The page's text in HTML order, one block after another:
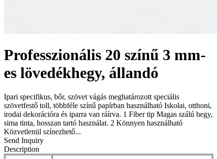
Professzionális 20 színű 3 mm-
es lövedékhegy, állandó
Ipari specifikus, bőr, szövet vágás meghatározott speciális
szövetfestő toll, többféle színű papírban használható Iskolai, otthoni,
irodai dekorációra és iparra van ráírva. 1 Fiber tip Magas szálú hegy,
sima tinta, hosszan tartó használat. 2 Könnyen használható
Közvetlenül színezhető...
Send Inquiry
Description